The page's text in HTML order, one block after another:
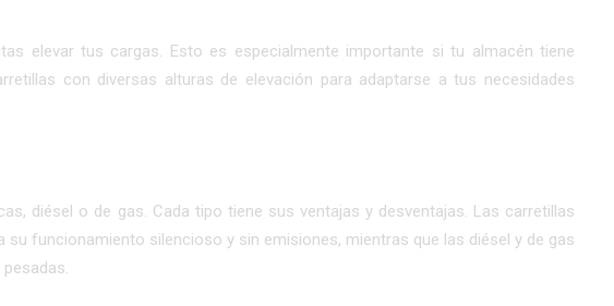
elevar tus cargas. Esto es especialmente importante si tu almacén tiene
con diversas alturas de elevación para adaptarse a tus necesidades
, diésel o de gas. Cada tipo tiene sus ventajas y desventajas. Las carretillas
su funcionamiento silencioso y sin emisiones, mientras que las diésel y de gas